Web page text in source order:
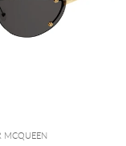
MCQUEEN